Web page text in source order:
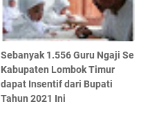
Sebanyak 1.556 Guru Ngaji Se
Kabupaten Lombok Timur
dapat Insentif dari Bupati
Tahun 2021 Ini